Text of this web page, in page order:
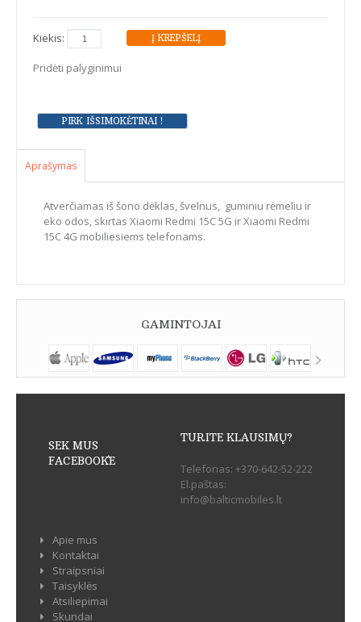
Kiekis:
Pridėti palyginimui
Aprašymas
Atverčiamas iš šono dėklas, švelnus, guminiu rėmeliu ir
eko odos, skirtas Xiaomi Redmi 15C 5G ir Xiaomi Redmi
15C 4G mobiliesiems telefonams.
GAMINTOJAI
SEK MUS
FACEBOOK`E
TURITE KLAUSIMŲ?
Telefonas: +370-642-52-222
El.paštas:
info@balticmobiles.lt
Apie mus
Kontaktai
Straipsniai
Taisyklės
Atsiliepimai
Skundai